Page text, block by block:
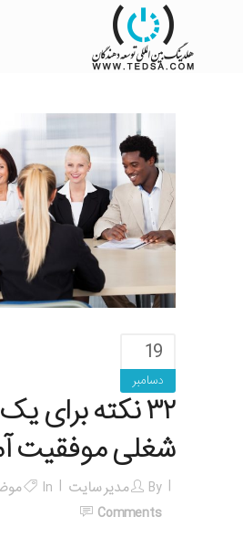
19
دسامبر
۳۲ نکته برای
شغلی موفقیت
By مدیر سایت In
Comments